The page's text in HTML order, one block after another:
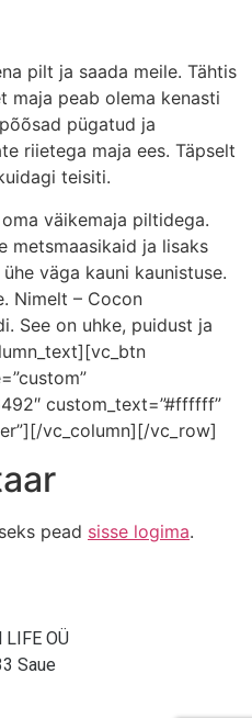
pilt ja saada meile. Tähtis
maja peab olema kenasti
pügatud ja
riietega maja ees. Täpselt
teisiti.
väikemaja piltidega.
metsmaasikaid ja lisaks
väga kauni kaunistuse.
Nimelt – Cocon
See on uhke, puidust ja
custom_text=”#ffffff”
vc_column][/vc_row]
pead sisse logima.
LIFE OÜ
Saue